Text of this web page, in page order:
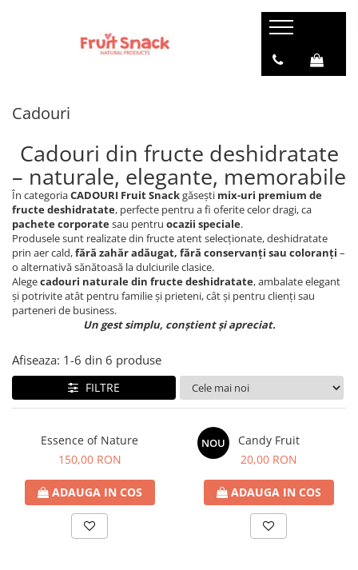
Cadouri
Cadouri din fructe deshidratate
– naturale, elegante, memorabile
În categoriaCADOURI Fruit Snackgăsești mix-uri premium de
fructe deshidratate, perfecte pentru a fi oferite celor dragi, ca
pachete corporatesau pentru ocazii speciale.
Produsele sunt realizate din fructe atent selecționate, deshidratate
prin aer cald,fără zahăr adăugat, fără conservanți sau coloranți –
o alternativă sănătoasă la dulciurile clasice.
Alegecadouri naturale din fructe deshidratate, ambalate elegant
și potrivite atât pentru familie și prieteni, cât și pentru clienți sau
parteneri de business.
Un gest simplu, conștient și apreciat.
Afiseaza: 1-6 din 6 produse
FILTRE
Essence of Nature
150,00 RON
ADAUGA IN COS
NOU
Candy Fruit
20,00 RON
ADAUGA IN COS